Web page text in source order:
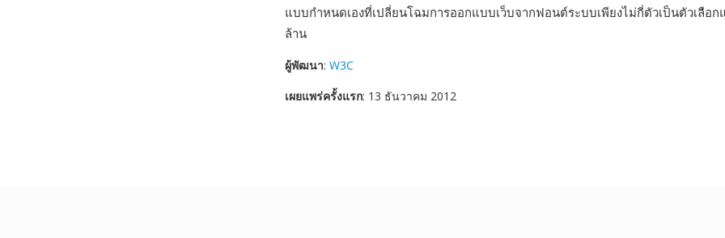
แบบกำหนดเองที่เปลี่ยนโฉมการออกแบบเว็บจากฟอนต์ระบบเพียงไม่กี่ตัวเป็นตัวเลือ
ล้าน
ผู้พัฒนา: W3C
เผยแพร่ครั้งแรก: 13 ธันวาคม 2012